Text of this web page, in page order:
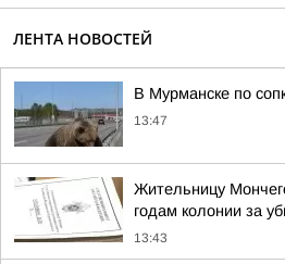
ЛЕНТА НОВОСТЕЙ
В Мурманске по
13:47
Жительницу
годам колонии за
13:43